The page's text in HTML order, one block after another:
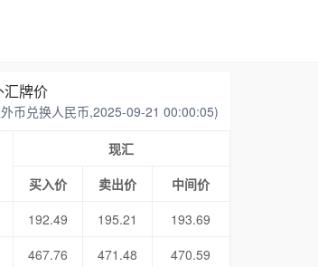
汇牌价
币兑换人民币,2025-09-21 00:00:05)
现汇
买入价
卖出价
中间价
192.49 195.21
193.69
467.76 471.48
470.59